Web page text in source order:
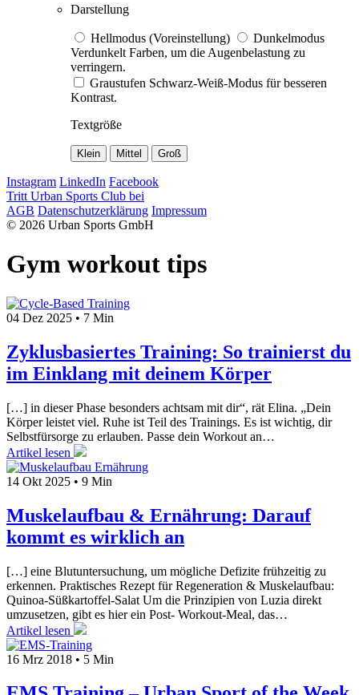
Darstellung
Hellmodus (Voreinstellung)
Dunkelmodus
Verdunkelt Farben, um die Augenbelastung zu
verringern.
Graustufen Schwarz-Weiß-Modus für besseren
Kontrast.
Textgröße
Klein Mittel Groß
Instagram LinkedIn Facebook
Tritt Urban Sports Club bei
AGB Datenschutzerklärung Impressum
© 2026 Urban Sports GmbH
Gym workout tips
04 Dez 2025 • 7 Min
Zyklusbasiertes Training: So trainierst du
im Einklang mit deinem Körper
[…] in dieser Phase besonders achtsam mit dir“, rät Elina. „Dein
Körper leistet viel. Ruhe ist Teil des Trainings. Es ist wichtig, dir
Selbstfürsorge zu erlauben. Passe dein Workout an…
Artikel lesen
14 Okt 2025 • 9 Min
Muskelaufbau & Ernährung: Darauf
kommt es wirklich an
[…] eine Blutuntersuchung, um mögliche Defizite frühzeitig zu
erkennen. Praktisches Rezept für Regeneration & Muskelaufbau:
Quinoa-Süßkartoffel-Salat Um die Prinzipien von Luzia direkt
umzusetzen, gibt es hier ein Post- Workout-Meal, das…
Artikel lesen
16 Mrz 2018 • 5 Min